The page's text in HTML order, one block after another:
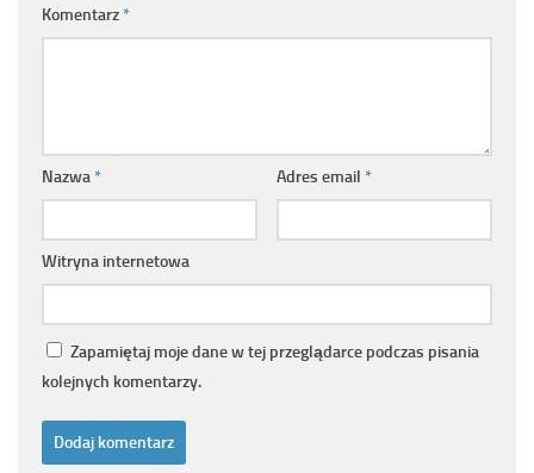
Komentarz*
Nazwa* Adres email *
Witryna internetowa
Zapamiętaj moje dane w tej przeglądarce podczas pisania
kolejnych komentarzy.